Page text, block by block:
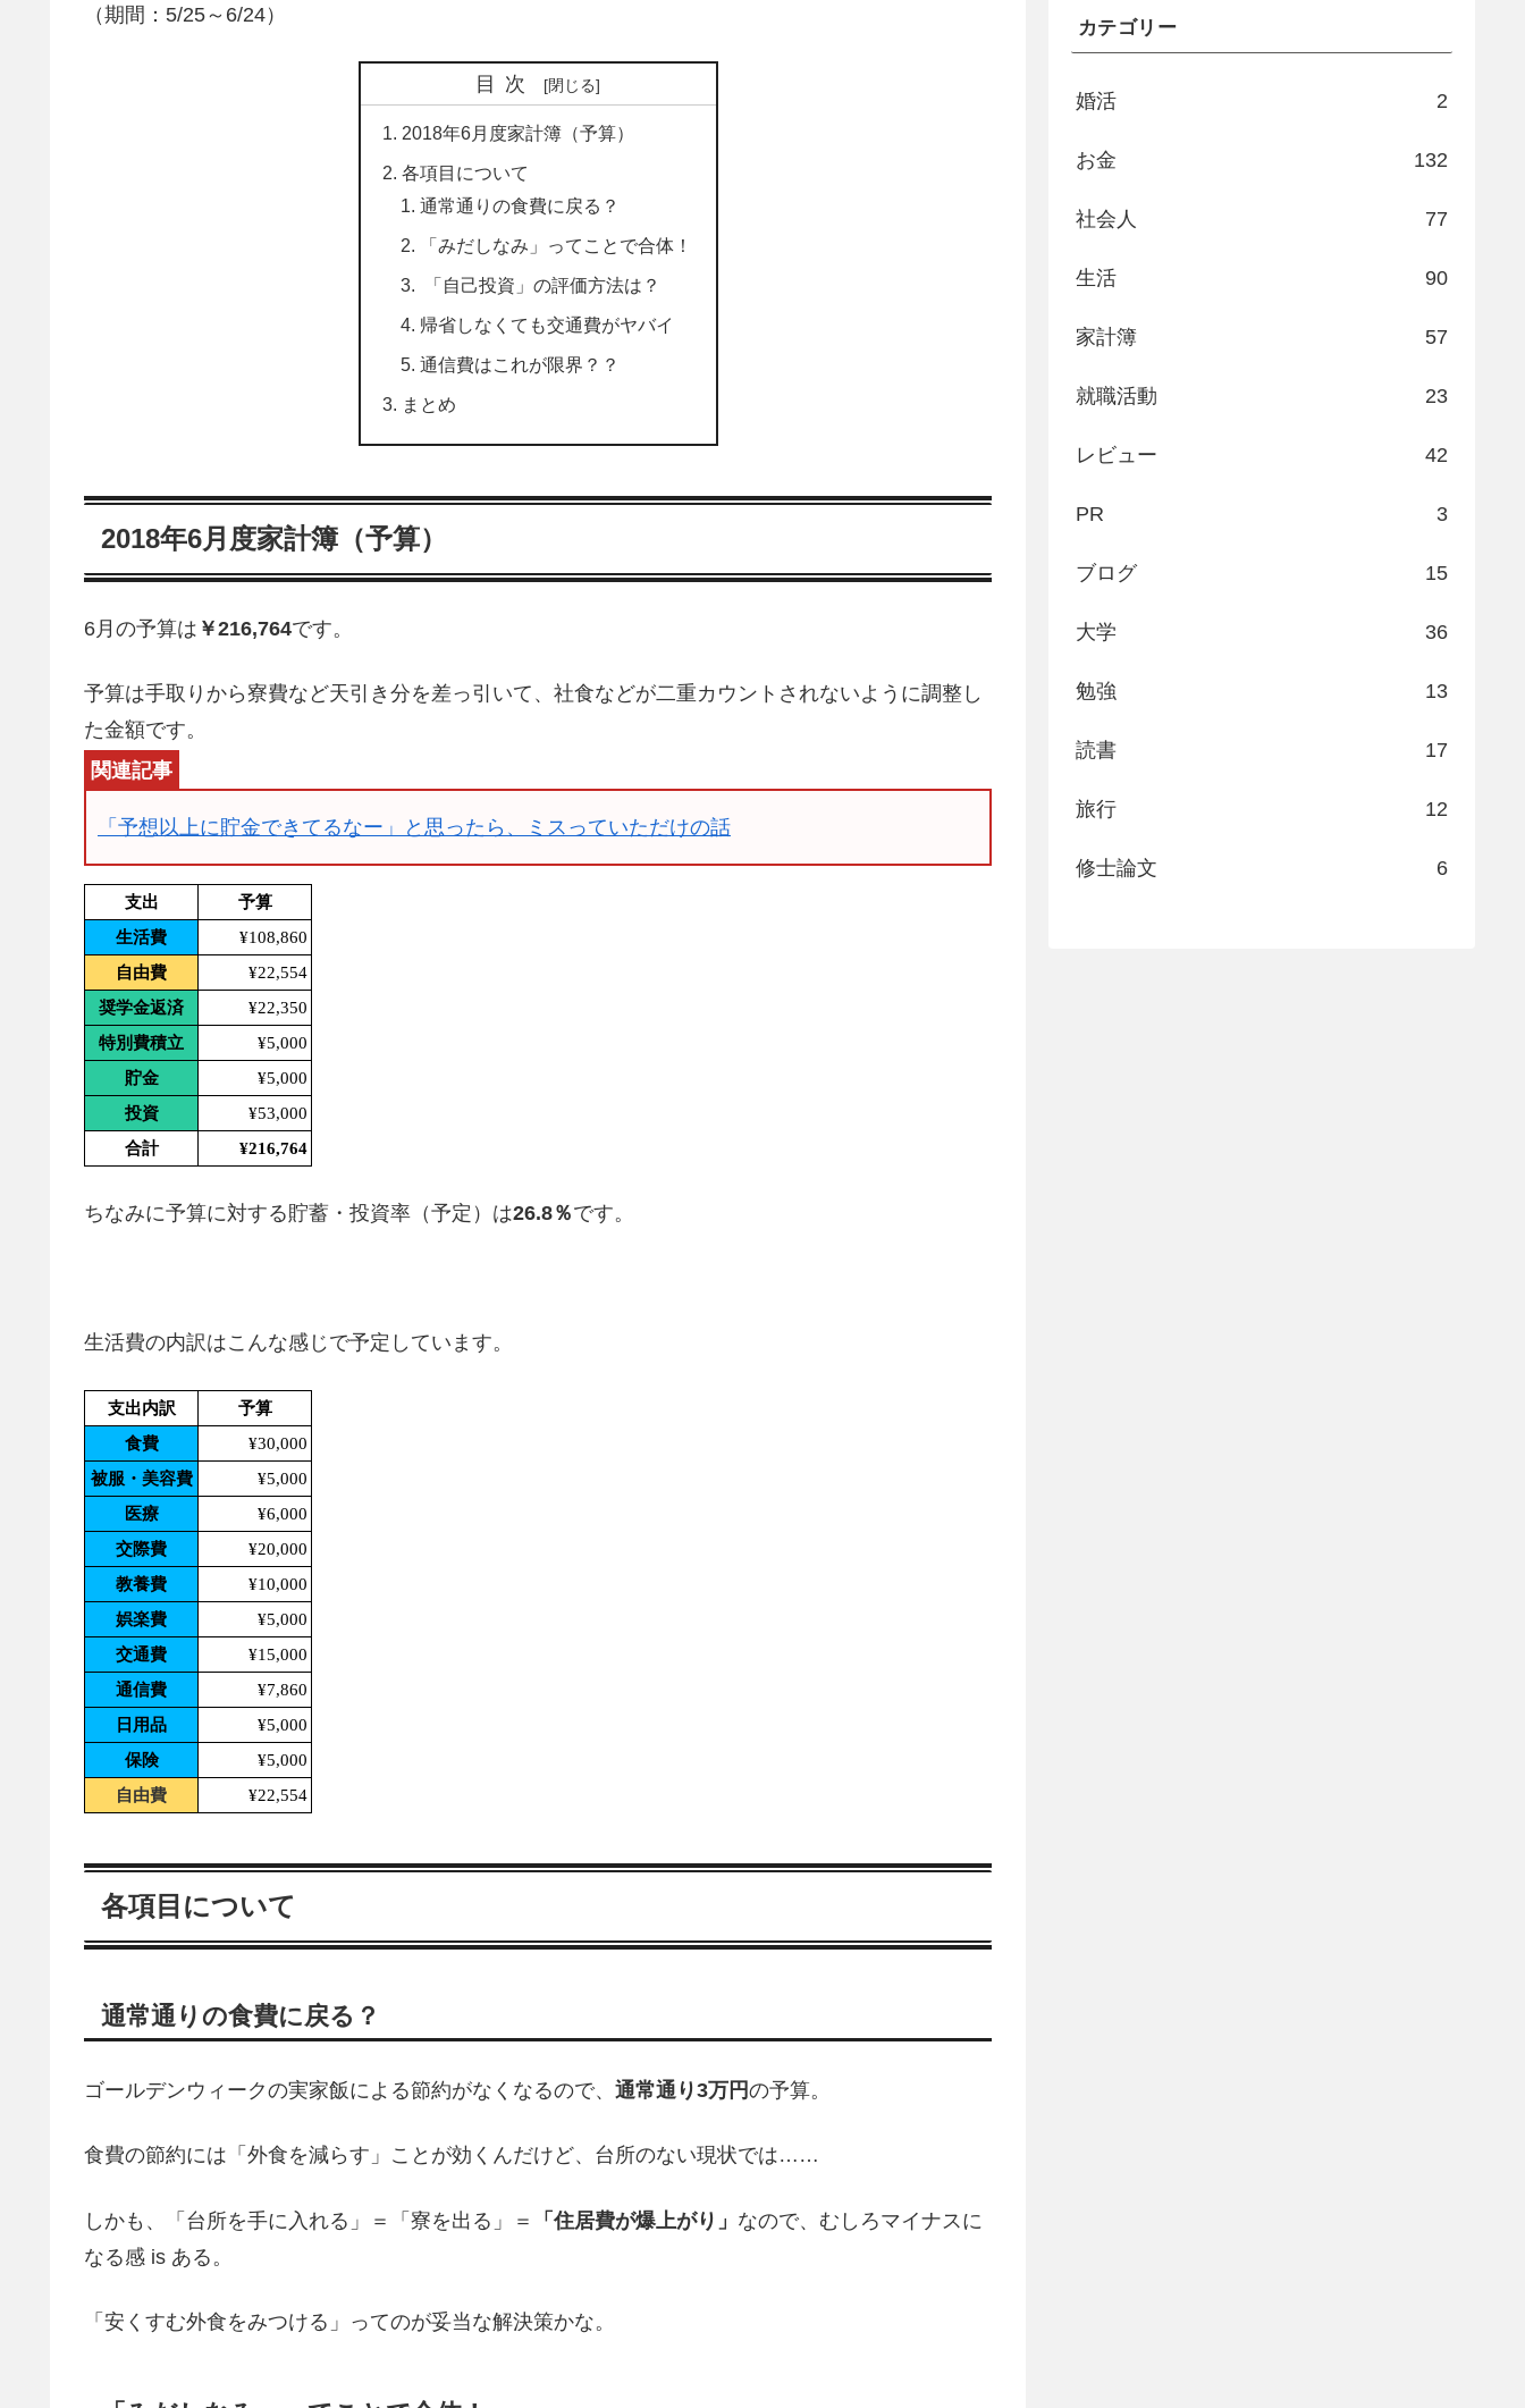
（期間：5/25～6/24）
目次
2018年6月度家計簿（予算）
各項目について
通常通りの食費に戻る？
「みだしなみ」ってことで合体！
「自己投資」の評価方法は？
帰省しなくても交通費がヤバイ
通信費はこれが限界？？
まとめ
2018年6月度家計簿（予算）
6月の予算は ￥216,764です。
予算は手取りから寮費など天引き分を差っ引いて、社食などが二重カウントされないように調整し
た金額です。
「予想以上に貯金できてるなー」と思ったら、ミスっていただけの話
支出
予算
生活費
¥108,860
自由費
¥22,554
奨学金返済
¥22,350
特別費積立
¥5,000
貯金
¥5,000
投資
¥53,000
合計
¥216,764
ちなみに予算に対する貯蓄・投資率（予定）は26.8％です。
生活費の内訳はこんな感じで予定しています。
支出内訳
予算
食費
¥30,000
被服・美容費
¥5,000
医療
¥6,000
交際費
¥20,000
教養費
¥10,000
娯楽費
¥5,000
交通費
¥15,000
通信費
¥7,860
日用品
¥5,000
保険
¥5,000
自由費
¥22,554
各項目について
通常通りの食費に戻る？
ゴールデンウィークの実家飯による節約がなくなるので、 通常通り3万円の予算。
食費の節約には「外食を減らす」ことが効くんだけど、台所のない現状では……
しかも、「台所を手に入れる」＝「寮を出る」＝ 「住居費が爆上がり」 なので、むしろマイナスに
なる感 is ある。
「安くすむ外食をみつける」ってのが妥当な解決策かな。
カテゴリー
婚活 2
お金 132
社会人 77
生活 90
家計簿 57
就職活動 23
レビュー 42
PR 3
ブログ 15
大学 36
勉強 13
読書 17
旅行 12
修士論文 6